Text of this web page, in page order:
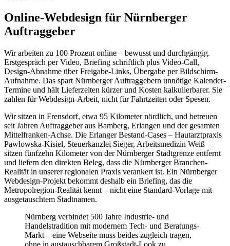
Online-Webdesign für Nürnberger
Auftraggeber
Wir arbeiten zu 100 Prozent online – bewusst und durchgängig.
Erstgespräch per Video, Briefing schriftlich plus Video-Call,
Design-Abnahme über Freigabe-Links, Übergabe per Bildschirm-
Aufnahme. Das spart Nürnberger Auftraggebern unnötige Kalender-
Termine und hält Lieferzeiten kürzer und Kosten kalkulierbarer. Sie
zahlen für Webdesign-Arbeit, nicht für Fahrtzeiten oder Spesen.
Wir sitzen in Frensdorf, etwa 95 Kilometer nördlich, und betreuen
seit Jahren Auftraggeber aus Bamberg, Erlangen und der gesamten
Mittelfranken-Achse. Die Erlanger Bestand-Cases – Hautarztpraxis
Pawlowska-Kisiel, Steuerkanzlei Sieger, Arbeitsmedizin Weiß –
sitzen fünfzehn Kilometer von der Nürnberger Stadtgrenze entfernt
und liefern den direkten Beleg, dass die Nürnberger Branchen-
Realität in unserer regionalen Praxis verankert ist. Ein Nürnberger
Webdesign-Projekt bekommt deshalb ein Briefing, das die
Metropolregion-Realität kennt – nicht eine Standard-Vorlage mit
ausgetauschtem Stadtnamen.
Nürnberg verbindet 500 Jahre Industrie- und
Handelstradition mit modernem Tech- und Beratungs-
Markt – eine Webseite muss beides zugleich tragen,